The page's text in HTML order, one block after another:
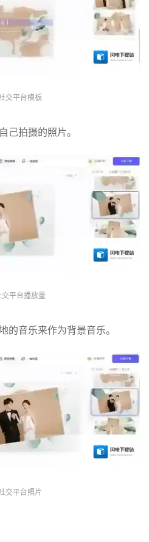
交平台模板
己拍摄的照片。
交平台播放量
的音乐来作为背景音乐。
交平台照片